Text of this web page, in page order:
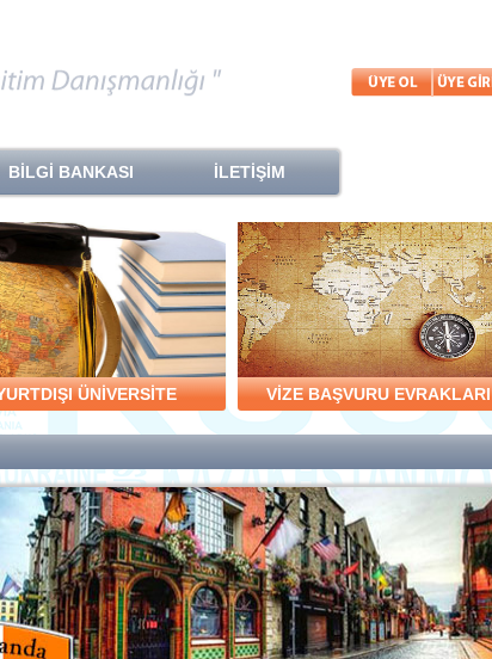
BİLGİ BANKASI İLETİŞİM
ÜNİVERSİTE VİZE BAŞVURU EVRAKLARI